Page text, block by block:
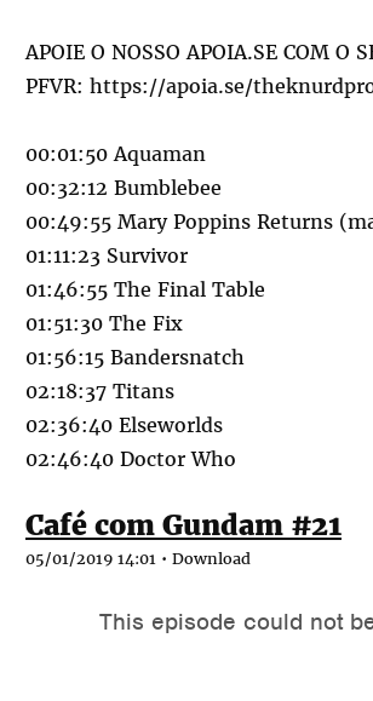
APOIE O NOSSO APOIA.SE COM O
PFVR: https://apoia.se/
00:01:50 Aquaman
00:32:12 Bumblebee
00:49:55 Mary Poppins Returns
01:11:23 Survivor
01:46:55 The Final Table
01:51:30 The Fix
01:56:15 Bandersnatch
02:18:37 Titans
02:36:40 Elseworlds
02:46:40 Doctor Who
Café com Gundam #21
05/01/2019 14:01 • Download